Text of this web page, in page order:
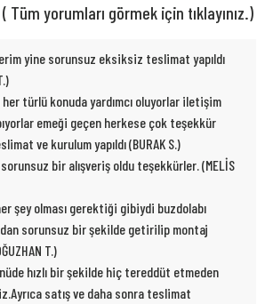
( Tüm yorumları görmek için tıklayınız.)
yine sorunsuz eksiksiz teslimat yapıldı
türlü konuda yardımcı oluyorlar iletişim
emeği geçen herkese çok teşekkür
ve kurulum yapıldı (BURAK S.)
bir alışveriş oldu teşekkürler. (MELİS
şey olması gerektiği gibiydi buzdolabı
sorunsuz bir şekilde getirilip montaj
T.)
hızlı bir şekilde hiç tereddüt etmeden
satış ve daha sonra teslimat